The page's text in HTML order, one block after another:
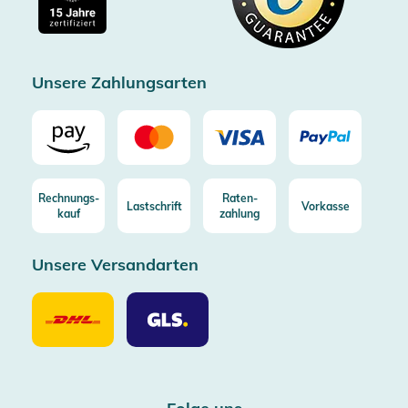
Kostenlose Rücksendung (aus DE/AT)
Unsere Zahlungsarten
Rechnungs-
kauf
Lastschrift
Raten-
zahlung
Vorkasse
Unsere Versandarten
Unsere
Versandarten
DHL
Unsere
Versandarten
GLS